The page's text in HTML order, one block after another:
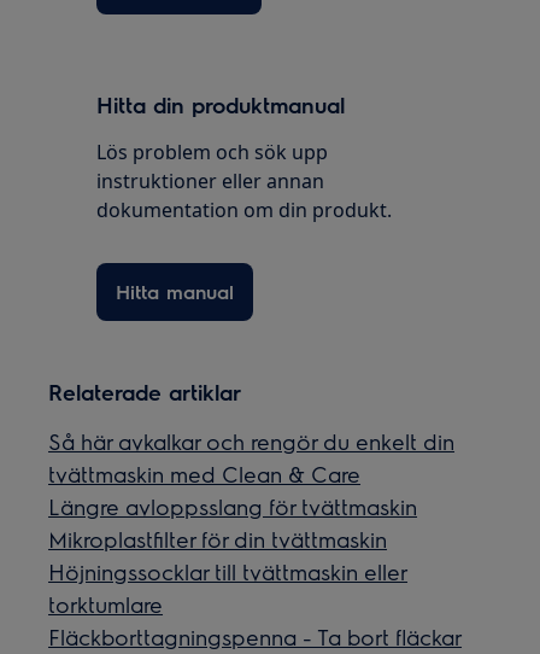
Hitta din produktmanual
Lös problem och sök upp
instruktioner eller annan
dokumentation om din produkt.
Hitta manual
Relaterade artiklar
Så här avkalkar och rengör du enkelt din
tvättmaskin med Clean & Care
Längre avloppsslang för tvättmaskin
Mikroplastfilter för din tvättmaskin
Höjningssocklar till tvättmaskin eller
torktumlare
Fläckborttagningspenna - Ta bort fläckar